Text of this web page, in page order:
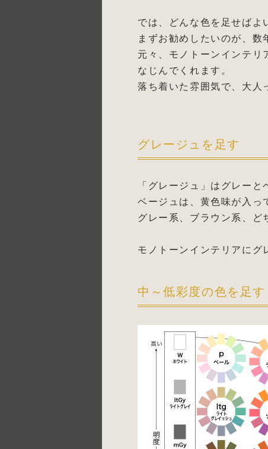
では、どんな色を足せばよ
まずお勧めしたいのが、数
元々、モノトーンインテリ
なじんでくれます。
落ち着いた雰囲気で、大人
グレージュを足す
「グレージュ」はグレー
ベージュは、黄色味が入っ
グレー系、ブラウン系、ど
モノトーンインテリアにグ
中～低彩度の色を足す